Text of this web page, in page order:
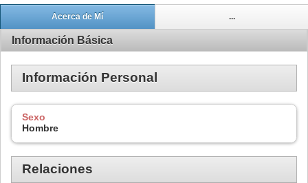
Acerca de Mí ...
Información Básica
Información Personal
Sexo
Hombre
Relaciones